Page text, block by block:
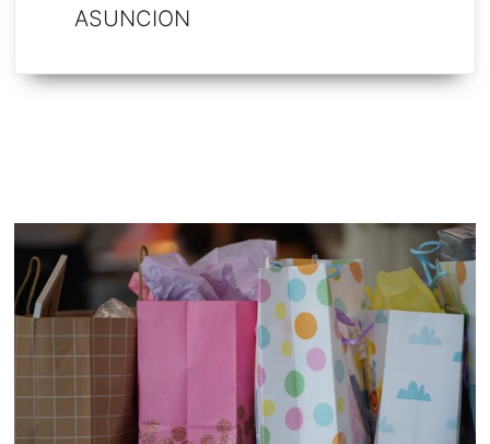
ASUNCION